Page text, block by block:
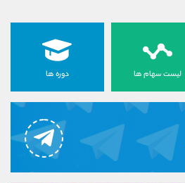
لیست سهام ها دوره ها